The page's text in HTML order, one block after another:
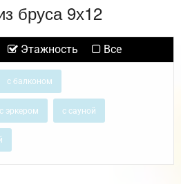
бруса 9х12
Этажность Все
с балконом
с эркером с сауной